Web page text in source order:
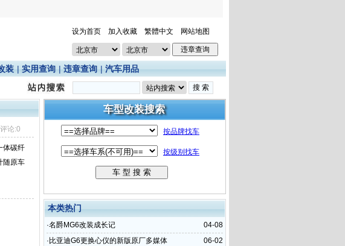
设为首页 加入收藏 繁體中文 网站地图
装 |实用查询 |违章查询 |汽车用品
论:0
体碳纤
随原车
本类热门
04-08
·名爵MG6改装成长记
06-02
· 比亚迪G6更换心仪的新版原厂多媒体